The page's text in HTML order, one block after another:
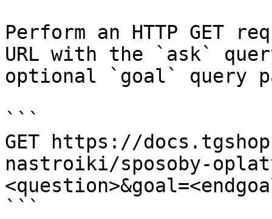
Perform an HTTP GET
URL with the `ask`
optional `goal` query
```
GET https://
nastroiki/sposoby-
```